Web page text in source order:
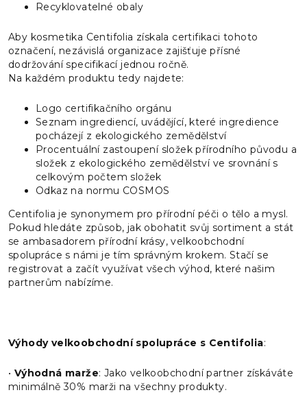
Recyklovatelné obaly
Aby kosmetika Centifolia získala certifikaci tohoto
označení, nezávislá organizace zajišťuje přísné
dodržování specifikací jednou ročně.
Na každém produktu tedy najdete:
Logo certifikačního orgánu
Seznam ingrediencí, uvádějící, které ingredience
pocházejí z ekologického zemědělství
Procentuální zastoupení složek přírodního původu a
složek z ekologického zemědělství ve srovnání s
celkovým počtem složek
Odkaz na normu COSMOS
Centifolia je synonymem pro přírodní péči o tělo a mysl.
Pokud hledáte způsob, jak obohatit svůj sortiment a stát
se ambasadorem přírodní krásy, velkoobchodní
spolupráce s námi je tím správným krokem. Stačí se
registrovat a začít využívat všech výhod, které našim
partnerům nabízíme.
Výhody velkoobchodní spolupráce s Centifolia:
• Výhodná marže: Jako velkoobchodní partner získáváte
minimálně 30% marži na všechny produkty.